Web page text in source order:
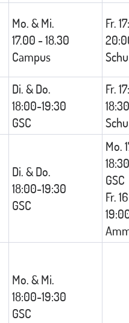
Mo. & Mi.
17.00 - 18.30
Campus
Fr.
Di. & Do.
18:00-19:30
GSC
Fr.
Di. & Do.
18:00-19:30
GSC
Mo.
GSC
Fr.
Mo. & Mi.
18:00-19:30
GSC